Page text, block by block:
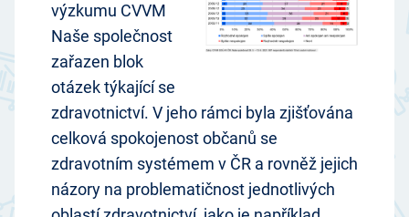
výzkumu CVVM
Naše společnost
zařazen blok
otázek týkající se
zdravotnictví. V jeho rámci byla zjišťována
celková spokojenost občanů se
zdravotním systémem v ČR a rovněž jejich
názory na problematičnost jednotlivých